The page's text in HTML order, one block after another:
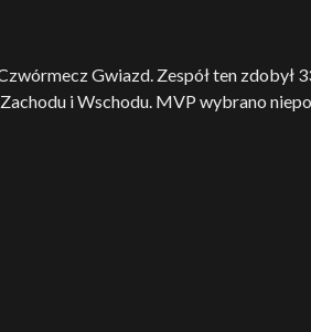
Gwiazd. Zespół ten zdobył
i Wschodu. MVP wybrano